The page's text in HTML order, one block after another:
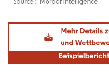
Bild © Mordor Intelligence.